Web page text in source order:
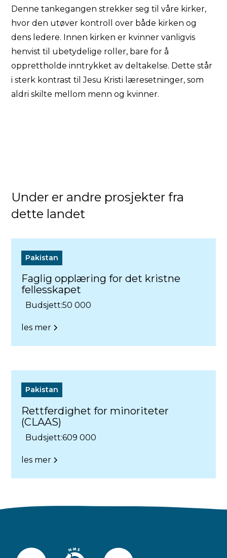
Denne tankegangen strekker seg til våre kirker,
hvor den utøver kontroll over både kirken og
dens ledere. Innen kirken er kvinner vanligvis
henvist til ubetydelige roller, bare for å
opprettholde inntrykket av deltakelse. Dette står
i sterk kontrast til Jesu Kristi læresetninger, som
aldri skilte mellom menn og kvinner.
Under er andre prosjekter fra
dette landet
Pakistan
Faglig opplæring for det kristne
fellesskapet
Budsjett:50 000
les mer
Pakistan
Rettferdighet for minoriteter
(CLAAS)
Budsjett:609 000
les mer